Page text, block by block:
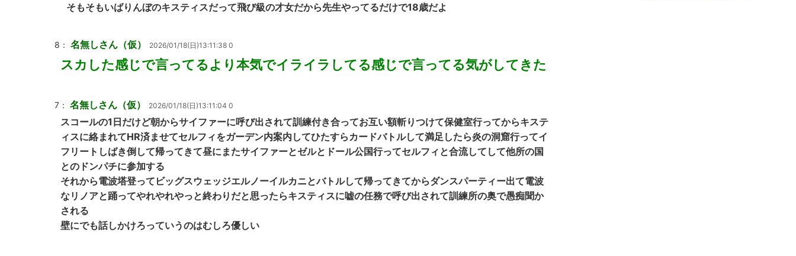
そもそもいばりんぼのキスティスだって飛び級の才女だから先生やってるだけで18歳だよ
8： 名無しさん（仮） 2026/01/18(日)13:11:38 0
スカした感じで言ってるより本気でイライラしてる感じで言ってる気がしてきた
7： 名無しさん（仮） 2026/01/18(日)13:11:04 0
スコールの1日だけど朝からサイファーに呼び出されて訓練付き合ってお互い額斬りつけて保健室行ってからキステ
ィスに絡まれてHR済ませてセルフィをガーデン内案内してひたすらカードバトルして満足したら炎の洞窟行ってイ
フリートしばき倒して帰ってきて昼にまたサイファーとゼルとドール公国行ってセルフィと合流してして他所の国
とのドンパチに参加する
それから電波塔登ってビッグスウェッジエルノーイルカニとバトルして帰ってきてからダンスパーティー出て電波
なリノアと踊ってやれやれやっと終わりだと思ったらキスティスに嘘の任務で呼び出されて訓練所の奥で愚痴聞か
される
壁にでも話しかけろっていうのはむしろ優しい